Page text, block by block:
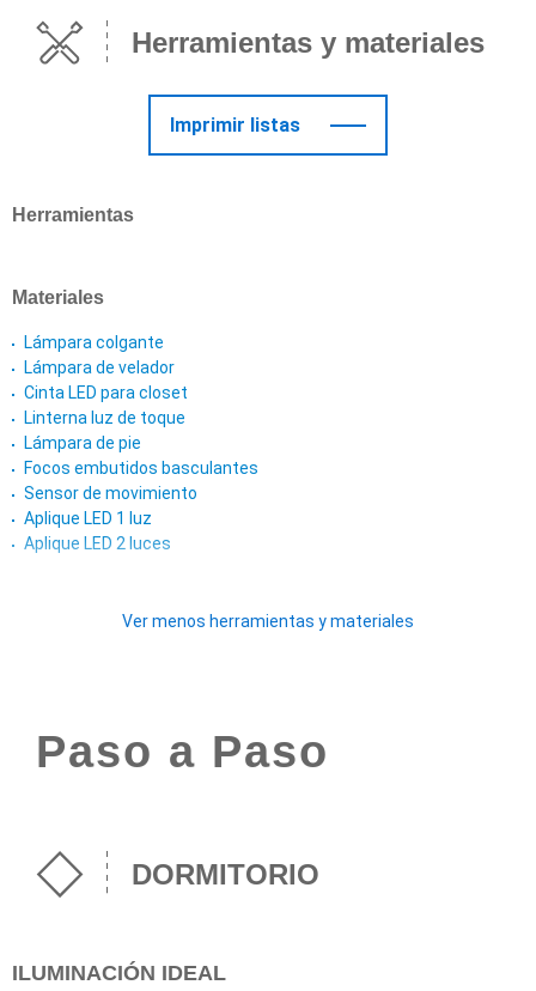
Herramientas y materiales
Imprimir listas
Herramientas
Materiales
Lámpara colgante
Lámpara de velador
Cinta LED para closet
Linterna luz de toque
Lámpara de pie
Focos embutidos basculantes
Sensor de movimiento
Aplique LED 1 luz
Aplique LED 2 luces
Ver menos herramientas y materiales
Paso a Paso
DORMITORIO
ILUMINACIÓN IDEAL